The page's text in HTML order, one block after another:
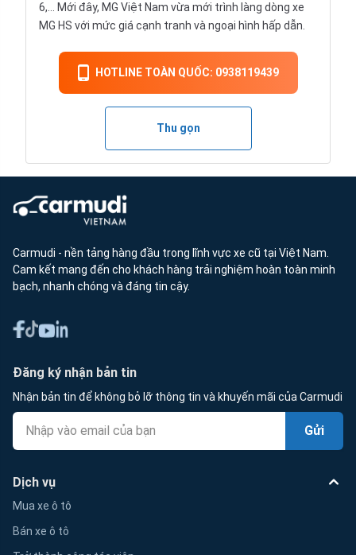
6,… Mới đây, MG Việt Nam vừa mới trình làng dòng xe
MG HS với mức giá cạnh tranh và ngoại hình hấp dẫn.
HOTLINE TOÀN QUỐC: 0938119439
Thu gọn
Carmudi - nền tảng hàng đầu trong lĩnh vực xe cũ tại Việt Nam.
Cam kết mang đến cho khách hàng trải nghiệm hoàn toàn minh
bạch, nhanh chóng và đáng tin cậy.
Đăng ký nhận bản tin
Nhận bản tin để không bỏ lỡ thông tin và khuyến mãi của Carmudi
Gửi
Dịch vụ
Mua xe ô tô
Bán xe ô tô